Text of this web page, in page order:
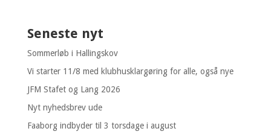
Seneste nyt
Sommerløb i Hallingskov
Vi starter 11/8 med klubhusklargøring for alle, også nye
JFM Stafet og Lang 2026
Nyt nyhedsbrev ude
Faaborg indbyder til 3 torsdage i august